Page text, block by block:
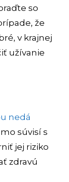
so
že
v krajnej
užívanie
nedá
súvisí s
jej riziko
zdravú